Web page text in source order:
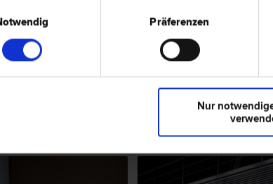
Präferenzen
Nur
Hartmut GRÄF
| Straf­recht | Steuer­recht | Verwaltungsstraf­recht
zum Thema